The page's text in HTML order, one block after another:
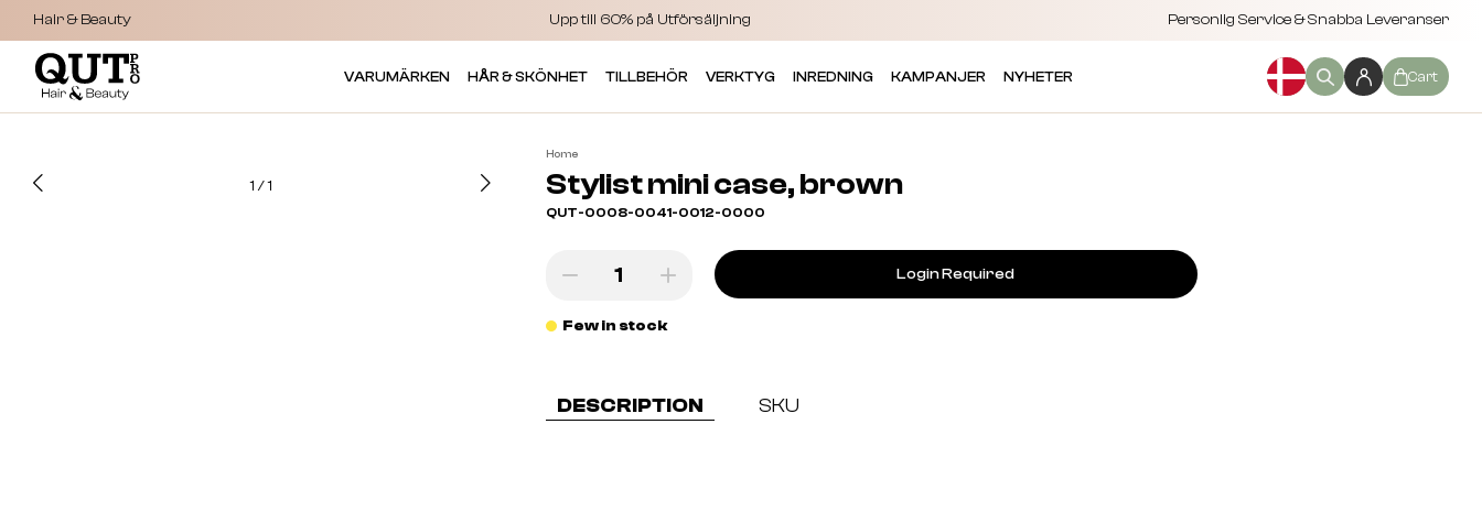
Hair & Beauty Upp till 60% på Utförsäljning Personlig Service & Snabba Leveranser
VARUMÄRKEN HÅR & SKÖNHET TILLBEHÖR VERKTYG INREDNING KAMPANJER NYHETER Cart
1 /1
Home
Stylist mini case, brown
QUT-0008-0041-0012-0000
Login Required
Few in stock
DESCRIPTION SKU